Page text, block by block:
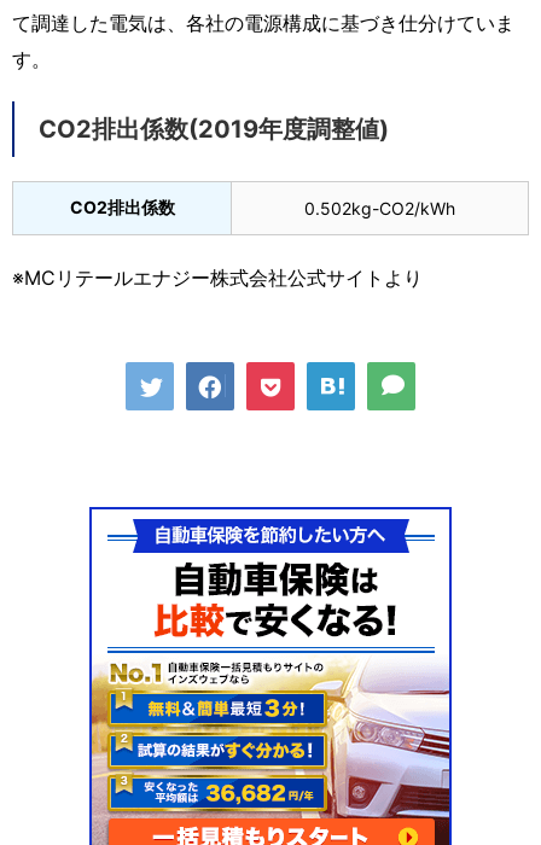
て調達した電気は、各社の電源構成に基づき仕分けていま
す。
CO2排出係数(2019年度調整値)
CO2排出係数 0.502kg-CO2/kWh
※MCリテールエナジー株式会社公式サイトより